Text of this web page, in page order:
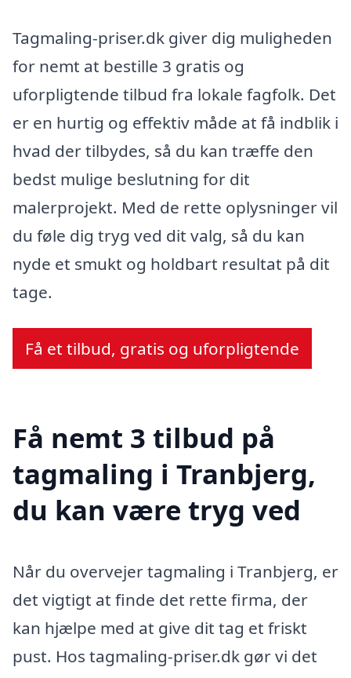
Tagmaling-priser.dk giver dig muligheden
for nemt at bestille 3 gratis og
uforpligtende tilbud fra lokale fagfolk. Det
er en hurtig og effektiv måde at få indblik i
hvad der tilbydes, så du kan træffe den
bedst mulige beslutning for dit
malerprojekt. Med de rette oplysninger vil
du føle dig tryg ved dit valg, så du kan
nyde et smukt og holdbart resultat på dit
tage.
Få et tilbud, gratis og uforpligtende
Få nemt 3 tilbud på
tagmaling i Tranbjerg,
du kan være tryg ved
Når du overvejer tagmaling i Tranbjerg, er
det vigtigt at finde det rette firma, der
kan hjælpe med at give dit tag et friskt
pust. Hos tagmaling-priser.dk gør vi det